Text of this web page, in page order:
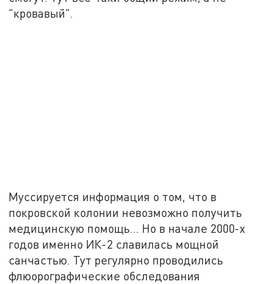
"кровавый".
Муссируется информация о том, что в
покровской колонии невозможно получить
медицинскую помощь… Но в начале 2000-х
годов именно ИК-2 славилась мощной
санчастью. Тут регулярно проводились
флюорографические обследования